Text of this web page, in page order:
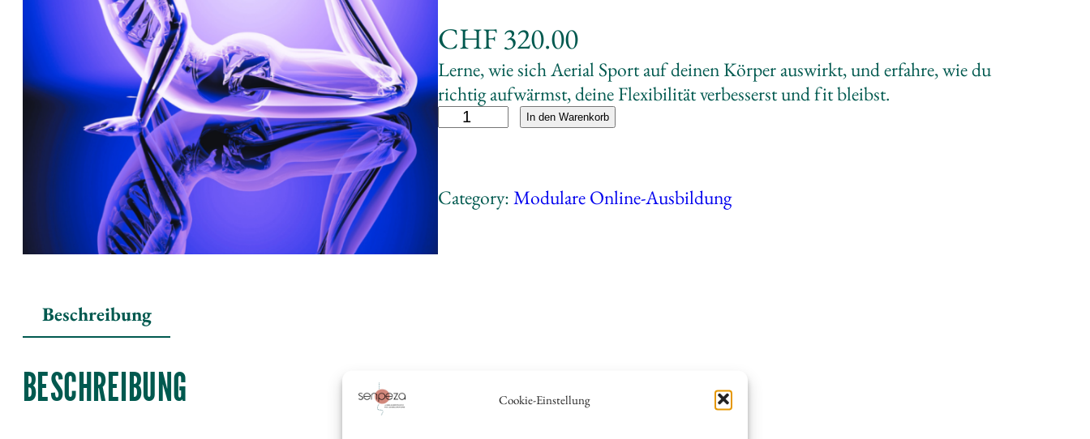
Cookie-Einstellung
CHF320.00
Lerne, wie sich Aerial Sport auf deinen Körper auswirkt, und erfahre, wie du
richtig aufwärmst, deine Flexibilität verbesserst und fit bleibst.
n
o
In den Warenkorb
e
Category:Modulare Online-Ausbildung
Beschreibung
BESCHREIBUNG